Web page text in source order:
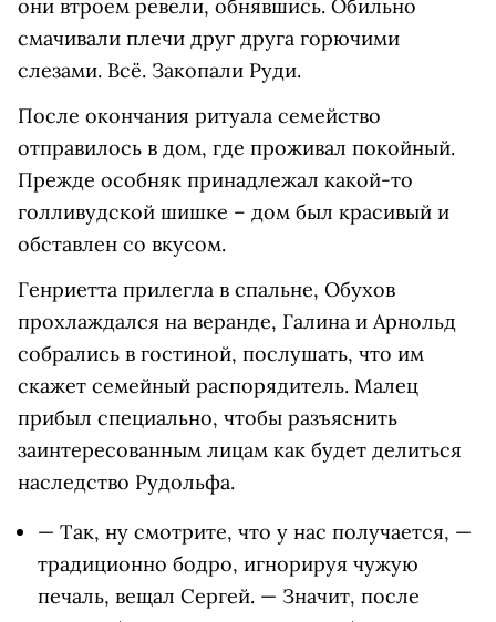
они втроем ревели, обнявшись. Обильно
смачивали плечи друг друга горючими
слезами. Всё. Закопали Руди.
После окончания ритуала семейство
отправилось в дом, где проживал покойный.
Прежде особняк принадлежал какой-то
голливудской шишке – дом был красивый и
обставлен со вкусом.
Генриетта прилегла в спальне, Обухов
прохлаждался на веранде, Галина и Арнольд
собрались в гостиной, послушать, что им
скажет семейный распорядитель. Малец
прибыл специально, чтобы разъяснить
заинтересованным лицам как будет делиться
наследство Рудольфа.
— Так, ну смотрите, что у нас получается, —
традиционно бодро, игнорируя чужую
печаль, вещал Сергей. — Значит, после